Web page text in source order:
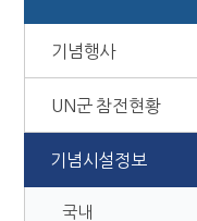
기념행사
UN군 참전현황
기념시설정보
국내